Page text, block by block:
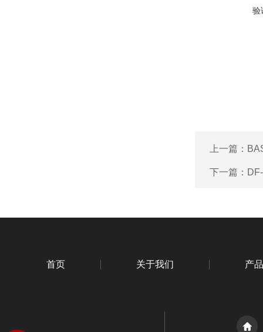
验
上一篇：
下一篇：
首页 关于我们 产